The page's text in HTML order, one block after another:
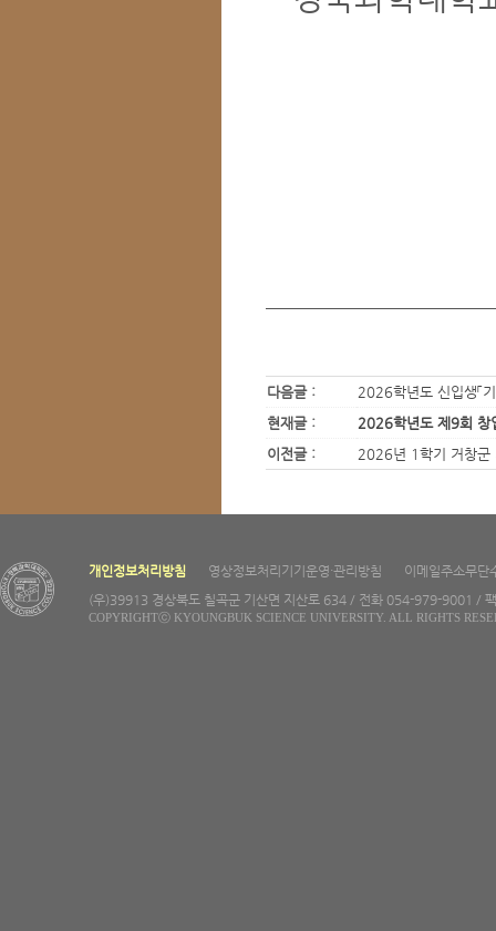
다음글 :
2026학년도 신입생「
현재글 :
2026학년도 제9회 창
이전글 :
2026년 1학기 거창군
개인정보처리방침 영상정보처리기기운영·관리방침
이메일주소무단
(우)39913 경상북도 칠곡군 기산면 지산로 634 / 전화 054-979-9001 /
COPYRIGHTⓒ KYOUNGBUK SCIENCE UNIVERSITY. ALL RIGHTS